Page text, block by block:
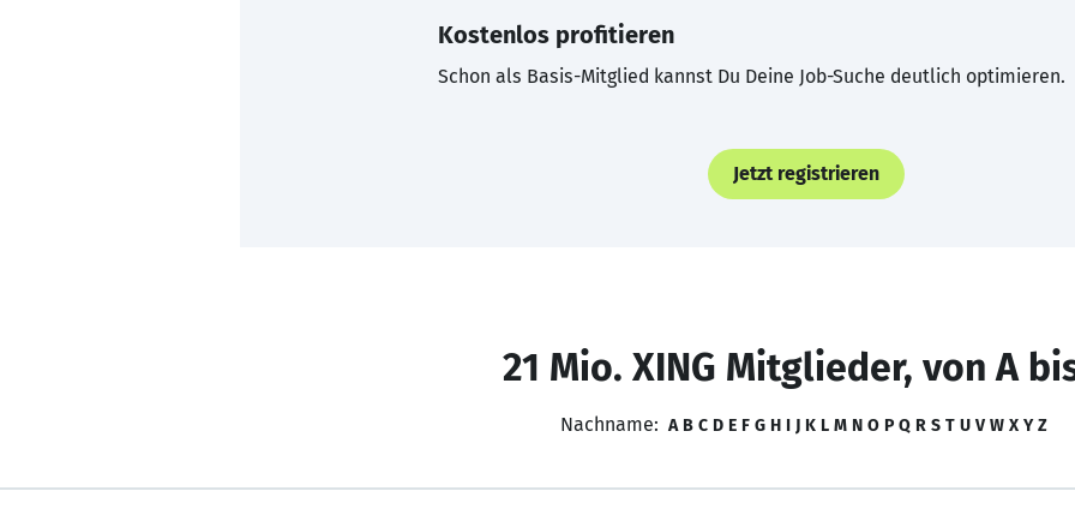
Kostenlos profitieren
Schon als Basis-Mitglied kannst Du Deine Job-Suche deutlich optimieren.
Jetzt registrieren
21 Mio. XING Mitglieder, von A
Nachname: A B C D E F G H I J K L M N O P Q R S T U V W X Y Z